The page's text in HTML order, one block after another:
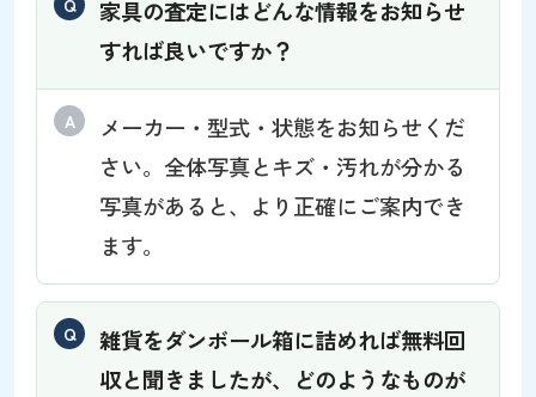
家具の査定にはどんな情報をお知らせ
すれば良いですか？
メーカー・型式・状態をお知らせくだ
さい。全体写真とキズ・汚れが分かる
写真があると、より正確にご案内でき
ます。
雑貨をダンボール箱に詰めれば無料回
収と聞きましたが、どのようなものが